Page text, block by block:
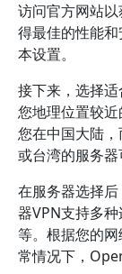
访问官方网站
得最佳的性能
本设置。
接下来，选择
您地理位置较
您在中国大陆
或台湾的服务器
在服务器选择
器VPN支持多
等。根据您的
常情况下，